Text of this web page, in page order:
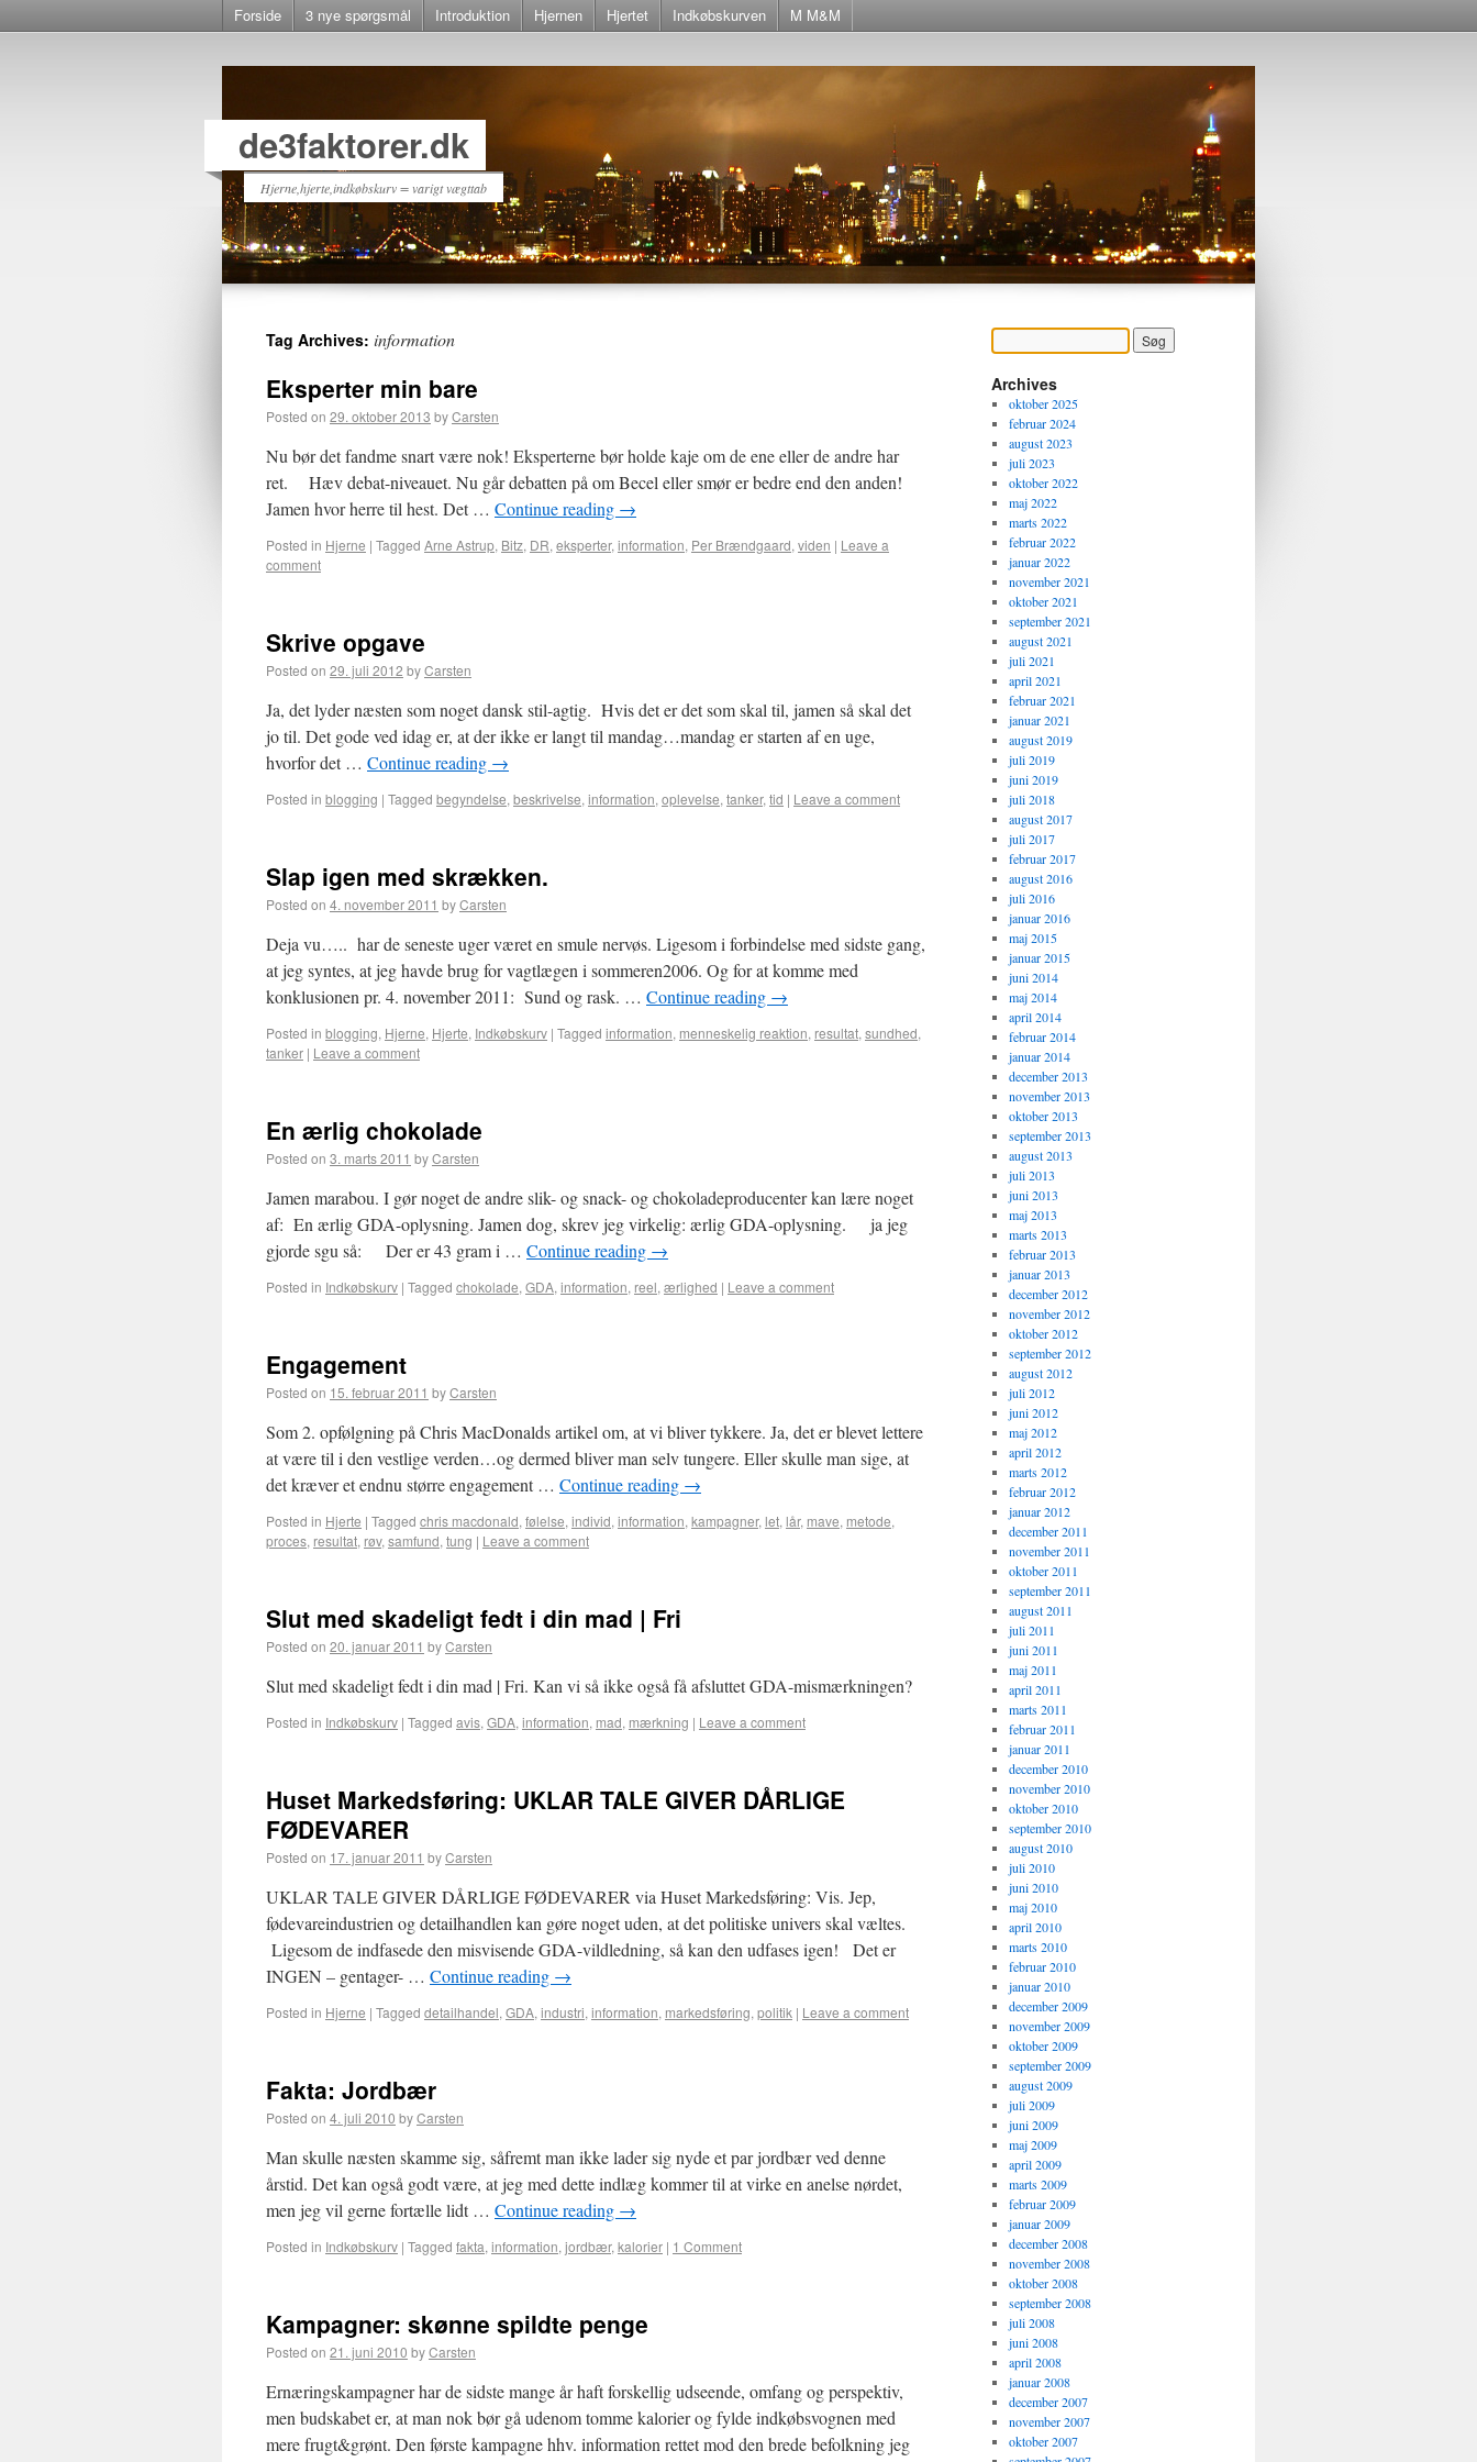
Forside 3 nye spørgsmål Introduktion Hjernen Hjertet Indkøbskurven M M&M
de3faktorer.dk
Hjerne,hjerte,indkøbskurv = varigt vægttab
Tag Archives: information
Eksperter min bare
Posted on 29. oktober 2013 byCarsten
Nu bør det fandme snart være nok! Eksperterne bør holde kaje om de ene eller de andre har
ret. Hæv debat-niveauet. Nu går debatten på om Becel eller smør er bedre end den anden!
Jamen hvor herre til hest. Det … Continue reading →
Posted in Hjerne | Tagged Arne Astrup, Bitz, DR, eksperter, information, Per Brændgaard, viden | Leave a
comment
Skrive opgave
Posted on 29. juli 2012 byCarsten
Ja, det lyder næsten som noget dansk stil-agtig. Hvis det er det som skal til, jamen så skal det
jo til. Det gode ved idag er, at der ikke er langt til mandag…mandag er starten af en uge,
hvorfor det … Continue reading →
Posted in blogging | Tagged begyndelse, beskrivelse, information, oplevelse, tanker, tid | Leave a comment
Slap igen med skrækken.
Posted on 4. november 2011 byCarsten
Deja vu….. har de seneste uger været en smule nervøs. Ligesom i forbindelse med sidste gang,
at jeg syntes, at jeg havde brug for vagtlægen i sommeren2006. Og for at komme med
konklusionen pr. 4. november 2011: Sund og rask. … Continue reading →
Posted in blogging, Hjerne, Hjerte, Indkøbskurv | Tagged information, menneskelig reaktion, resultat, sundhed,
tanker | Leave a comment
En ærlig chokolade
Posted on 3. marts 2011 byCarsten
Jamen marabou. I gør noget de andre slik- og snack- og chokoladeproducenter kan lære noget
af: En ærlig GDA-oplysning. Jamen dog, skrev jeg virkelig: ærlig GDA-oplysning. ja jeg
gjorde sgu så: Der er 43 gram i … Continue reading →
Posted in Indkøbskurv | Tagged chokolade, GDA, information, reel, ærlighed | Leave a comment
Engagement
Posted on 15. februar 2011 byCarsten
Som 2. opfølgning på Chris MacDonalds artikel om, at vi bliver tykkere. Ja, det er blevet lettere
at være til i den vestlige verden…og dermed bliver man selv tungere. Eller skulle man sige, at
det kræver et endnu større engagement … Continue reading →
Posted in Hjerte | Tagged chris macdonald, følelse, individ, information, kampagner, let, lår, mave, metode,
proces, resultat, røv, samfund, tung | Leave a comment
Slut med skadeligt fedt i din mad | Fri
Posted on 20. januar 2011 byCarsten
Slut med skadeligt fedt i din mad | Fri. Kan vi så ikke også få afsluttet GDA-mismærkningen?
Posted in Indkøbskurv | Tagged avis, GDA, information, mad, mærkning | Leave a comment
Huset Markedsføring: UKLAR TALE GIVER DÅRLIGE
FØDEVARER
Posted on 17. januar 2011 byCarsten
UKLAR TALE GIVER DÅRLIGE FØDEVARER via Huset Markedsføring: Vis. Jep,
fødevareindustrien og detailhandlen kan gøre noget uden, at det politiske univers skal væltes.
Ligesom de indfasede den misvisende GDA-vildledning, så kan den udfases igen! Det er
INGEN – gentager- … Continue reading →
Posted in Hjerne | Tagged detailhandel, GDA, industri, information, markedsføring, politik | Leave a comment
Fakta: Jordbær
Posted on 4. juli 2010 byCarsten
Man skulle næsten skamme sig, såfremt man ikke lader sig nyde et par jordbær ved denne
årstid. Det kan også godt være, at jeg med dette indlæg kommer til at virke en anelse nørdet,
men jeg vil gerne fortælle lidt … Continue reading →
Posted in Indkøbskurv | Tagged fakta, information, jordbær, kalorier | 1 Comment
Kampagner: skønne spildte penge
Posted on 21. juni 2010 byCarsten
Ernæringskampagner har de sidste mange år haft forskellig udseende, omfang og perspektiv,
men budskabet er, at man nok bør gå udenom tomme kalorier og fylde indkøbsvognen med
mere frugt&grønt. Den første kampagne hhv. information rettet mod den brede befolkning jeg
Archives
oktober 2025
februar 2024
august 2023
juli 2023
oktober 2022
maj 2022
marts 2022
februar 2022
januar 2022
november 2021
oktober 2021
september 2021
august 2021
juli 2021
april 2021
februar 2021
januar 2021
august 2019
juli 2019
juni 2019
juli 2018
august 2017
juli 2017
februar 2017
august 2016
juli 2016
januar 2016
maj 2015
januar 2015
juni 2014
maj 2014
april 2014
februar 2014
januar 2014
december 2013
november 2013
oktober 2013
september 2013
august 2013
juli 2013
juni 2013
maj 2013
marts 2013
februar 2013
januar 2013
december 2012
november 2012
oktober 2012
september 2012
august 2012
juli 2012
juni 2012
maj 2012
april 2012
marts 2012
februar 2012
januar 2012
december 2011
november 2011
oktober 2011
september 2011
august 2011
juli 2011
juni 2011
maj 2011
april 2011
marts 2011
februar 2011
januar 2011
december 2010
november 2010
oktober 2010
september 2010
august 2010
juli 2010
juni 2010
maj 2010
april 2010
marts 2010
februar 2010
januar 2010
december 2009
november 2009
oktober 2009
september 2009
august 2009
juli 2009
juni 2009
maj 2009
april 2009
marts 2009
februar 2009
januar 2009
december 2008
november 2008
oktober 2008
september 2008
juli 2008
juni 2008
april 2008
januar 2008
december 2007
november 2007
oktober 2007